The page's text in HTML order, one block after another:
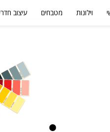
וילונות מטבחים עיצוב